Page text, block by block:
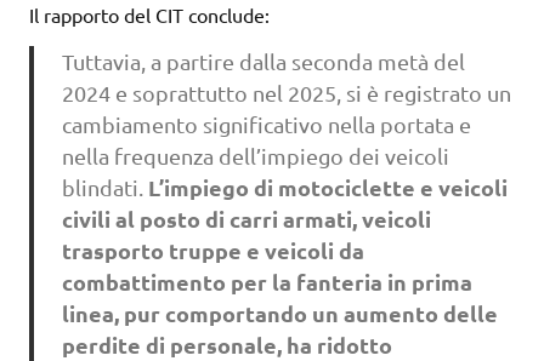
Il rapporto del CIT conclude:
Tuttavia, a partire dalla seconda metà del
2024 e soprattutto nel 2025, si è registrato un
cambiamento significativo nella portata e
nella frequenza dell’impiego dei veicoli
blindati. L’impiego di motociclette e veicoli
civili al posto di carri armati, veicoli
trasporto truppe e veicoli da
combattimento per la fanteria in prima
linea, pur comportando un aumento delle
perdite di personale, ha ridotto